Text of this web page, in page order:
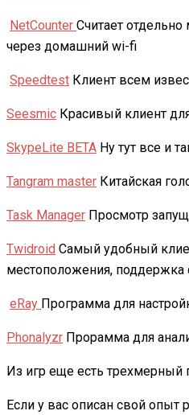
NetCounter Считает
через домашний wi-fi
Speedtest Клиент всем
Seesmic Красивый клиент
SkypeLite BETA Ну тут все и
Tangram master Китайская
Task Manager Просмотр
Twidroid Самый удобный
местоположения, поддержка
eRay Программа для
Phonalyzr Прорамма для
Из игр еще есть трехмерный
Если у вас описан свой опыт